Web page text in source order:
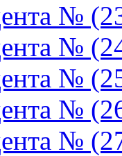
№
№
№
№
№